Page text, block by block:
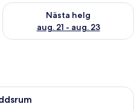
här helgen aug. 14 - aug.
Nästa helg
aug. 21 - aug. 23
Kontrollera tillgängligheten
Ett sovrum med en vägg av sten, en